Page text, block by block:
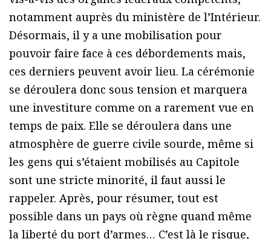
notamment auprès du ministère de l’Intérieur.
Désormais, il y a une mobilisation pour
pouvoir faire face à ces débordements mais,
ces derniers peuvent avoir lieu. La cérémonie
se déroulera donc sous tension et marquera
une investiture comme on a rarement vue en
temps de paix. Elle se déroulera dans une
atmosphère de guerre civile sourde, même si
les gens qui s’étaient mobilisés au Capitole
sont une stricte minorité, il faut aussi le
rappeler. Après, pour résumer, tout est
possible dans un pays où règne quand même
la liberté du port d’armes… C’est là le risque,